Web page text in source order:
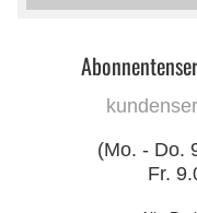
(Mo. - Do.
Fr.